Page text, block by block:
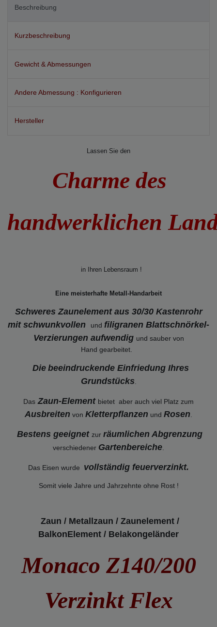
Beschreibung
Kurzbeschreibung
Gewicht & Abmessungen
Andere Abmessung : Konfigurieren
Hersteller
Lassen Sie den
Charme des
handwerklichen
in Ihren Lebensraum !
Eine meisterhafte Metall-Handarbeit
Schweres Zaunelement aus 30/30 Kastenrohr
mit schwunkvollen
und filigranen Blattschnörkel-
Verzierungen aufwendig und sauber von
Hand gearbeitet.
Die beeindruckende Einfriedung Ihres
Grundstücks
Das Zaun-Element bietet aber auch viel Platz zum
Ausbreiten von Kletterpflanzen und Rosen
Bestens geeignet zur räumlichen Abgrenzung
verschiedener Gartenbereiche
Das Eisen wurde vollständig feuerverzinkt.
Somit viele Jahre und Jahrzehnte ohne Rost !
Zaun / Metallzaun / Zaunelement /
BalkonElement / Belakongeländer
Monaco Z140/200
Verzinkt Flex